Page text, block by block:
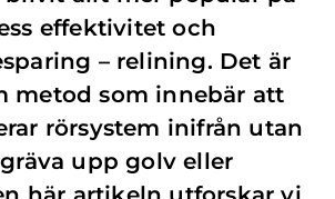
effektivitet och
– relining. Det är
metod som innebär att
rörsystem inifrån utan
upp golv eller